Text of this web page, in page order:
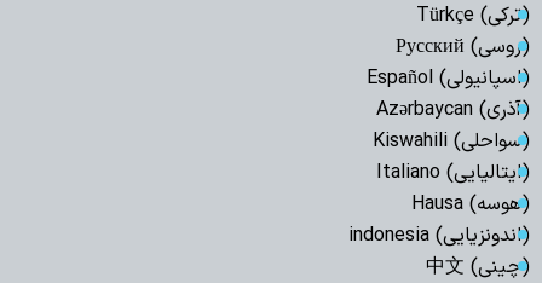
(ترکی) Türkçe
(روسی) Русский
(اسپانیولی) Español
(آذری) Azərbaycan
(سواحلی) Kiswahili
(ایتالیایی) Italiano
(هوسه) Hausa
(اندونزیایی) indonesia
(چینی) 中文